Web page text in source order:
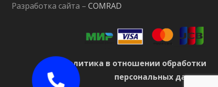
Разработка сайта – COMRAD
Политика в отношении обработки
персональных данных